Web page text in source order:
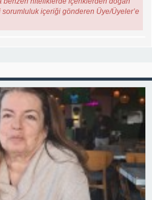
içeriği gönderen Üye/Üyeler’e